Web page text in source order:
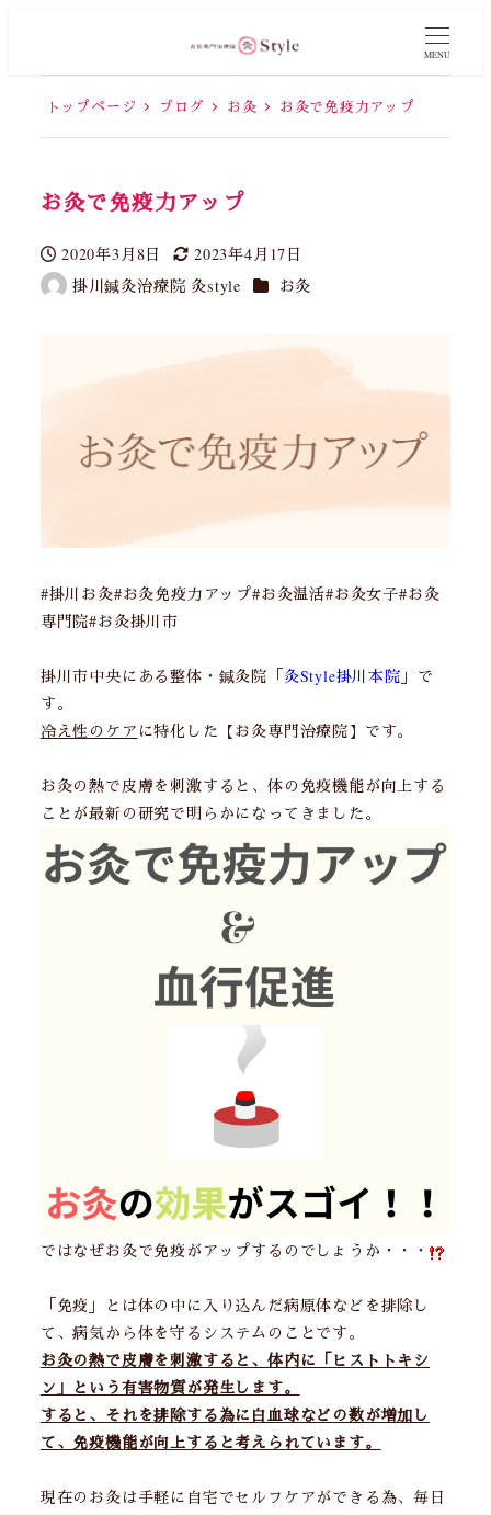
MENU
トップページ ブログ お灸 お灸で免疫力アップ
お灸で免疫力アップ
投稿日
2020年3月8日
更新日
2023年4月17日
著
掛川鍼灸治療院 灸style カテゴリー
お灸
#掛川お灸#お灸免疫力アップ#お灸温活#お灸女子#お灸
専門院#お灸掛川市
掛川市中央にある整体・鍼灸院「灸Style掛川本院 」で
す。
冷え性のケア に特化した【お灸専門治療院】です。
お灸の熱で皮膚を刺激すると、体の免疫機能が向上する
ことが最新の研究で明らかになってきました。
ではなぜお灸で免疫がアップするのでしょうか・・・
「免疫」とは体の中に入り込んだ病原体などを排除し
て、病気から体を守るシステムのことです。
お灸の熱で皮膚を刺激すると、体内に「ヒストトキシ
ン」という有害物質が発生します。
すると、それを排除する為に白血球などの数が増加し
て、免疫機能が向上すると考えられています。
現在のお灸は手軽に自宅でセルフケアができる為、毎日